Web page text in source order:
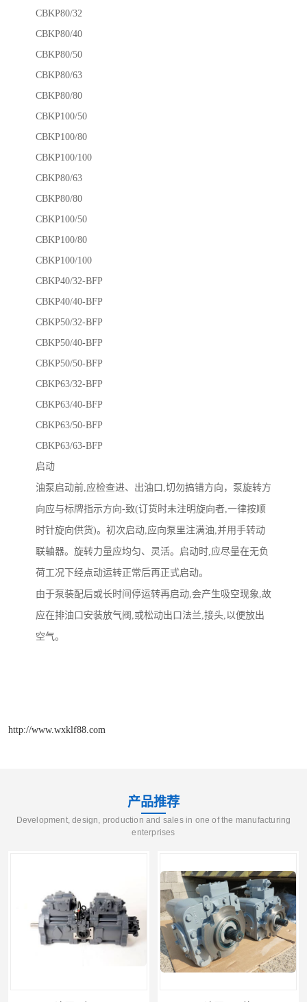
CBKP80/32
CBKP80/40
CBKP80/50
CBKP80/63
CBKP80/80
CBKP100/50
CBKP100/80
CBKP100/100
CBKP80/63
CBKP80/80
CBKP100/50
CBKP100/80
CBKP100/100
CBKP40/32-BFP
CBKP40/40-BFP
CBKP50/32-BFP
CBKP50/40-BFP
CBKP50/50-BFP
CBKP63/32-BFP
CBKP63/40-BFP
CBKP63/50-BFP
CBKP63/63-BFP
启动
油泵启动前,应检查进、出油口,切勿搞错方向，泵旋转方
向应与标牌指示方向-致(订货时未注明旋向者,一律按顺
时针旋向供货)。初次启动,应向泵里注满油,并用手转动
联轴器。旋转力量应均匀、灵活。启动时,应尽量在无负
荷工况下经点动运转正常后再正式启动。
由于泵装配后或长时间停运转再启动,会产生吸空现象,故
应在排油口安装放气阀,或松动出口法兰,接头,以便放出
空气。
http://www.wxklf88.com
产品推荐
Development, design, production and sales in one of the manufacturing
enterprises